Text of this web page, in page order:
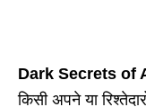
Dark Secrets of
किसी अपने या